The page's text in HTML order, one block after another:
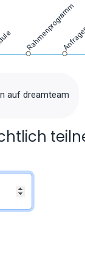
Rahmenprogramm
auf dreamteam